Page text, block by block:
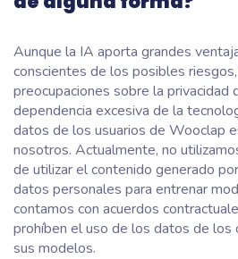
Aunque la IA aporta grandes
conscientes de los posibles
preocupaciones sobre la privacidad
dependencia excesiva de la
datos de los usuarios de Wooclap
nosotros. Actualmente, no
de utilizar el contenido generado
datos personales para entrenar
contamos con acuerdos
prohíben el uso de los datos de los
sus modelos.